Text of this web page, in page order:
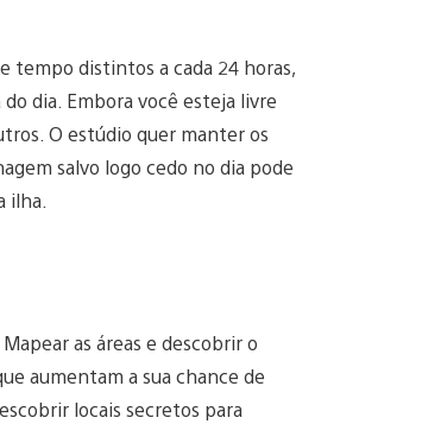
tempo distintos a cada 24 horas,
dia. Embora você esteja livre
O estúdio quer manter os
salvo logo cedo no dia pode
ilha.
as áreas e descobrir o
aumentam a sua chance de
locais secretos para